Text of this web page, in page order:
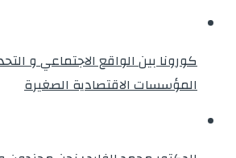
كورونا بين الواقع الاجتماعي و
المؤسسات الاقتصادية الصغيرة